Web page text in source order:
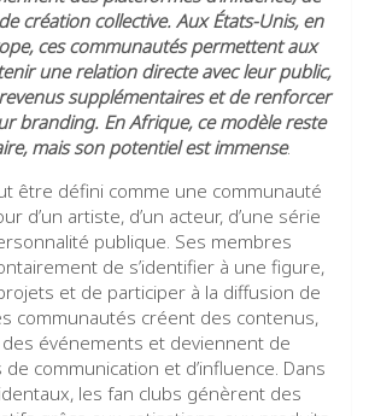
création collective. Aux États-Unis, en
ces communautés permettent aux
une relation directe avec leur public,
supplémentaires et de renforcer
branding. En Afrique, ce modèle reste
mais son potentiel est immense.
être défini comme une communauté
d’un artiste, d’un acteur, d’une série
publique. Ses membres
de s’identifier à une figure,
et de participer à la diffusion de
communautés créent des contenus,
événements et deviennent de
communication et d’influence. Dans
les fan clubs génèrent des